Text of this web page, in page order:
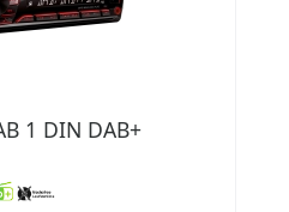
1 DIN DAB+